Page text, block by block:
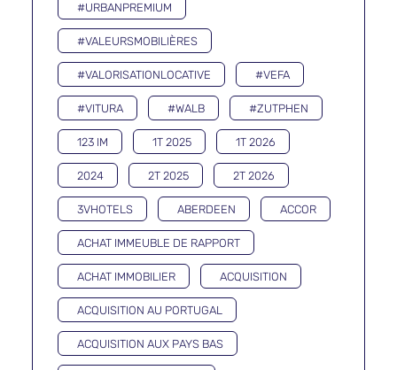
#URBANPREMIUM
#VALEURSMOBILIÈRES
#VALORISATIONLOCATIVE #VEFA
#VITURA #WALB #ZUTPHEN
123 IM 1T 2025 1T 2026
2024 2T 2025 2T 2026
3VHOTELS ABERDEEN ACCOR
ACHAT IMMEUBLE DE RAPPORT
ACHAT IMMOBILIER ACQUISITION
ACQUISITION AU PORTUGAL
ACQUISITION AUX PAYS BAS